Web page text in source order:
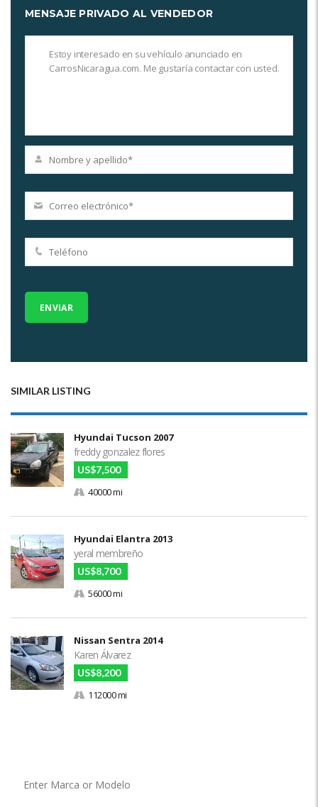
MENSAJE PRIVADO AL VENDEDOR
SIMILAR LISTING
Hyundai Tucson 2007
freddy gonzalez flores
US$7,500
40000 mi
Hyundai Elantra 2013
yeral membreño
US$8,700
56000 mi
Nissan Sentra 2014
Karen Álvarez
US$8,200
112000 mi